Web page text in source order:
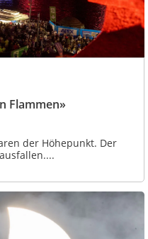
Flammen»
der Höhepunkt. Der